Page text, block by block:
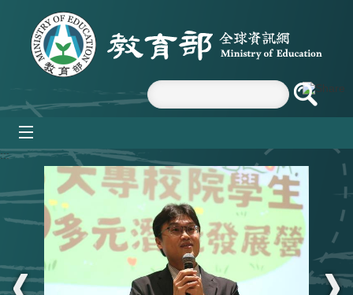
跳到主要內容區塊
:::